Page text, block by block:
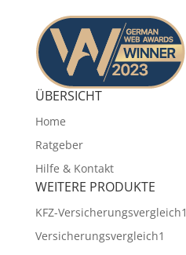
ÜBERSICHT
Home
Ratgeber
Hilfe & Kontakt
WEITERE PRODUKTE
KFZ-Versicherungsvergleich1
Versicherungsvergleich1